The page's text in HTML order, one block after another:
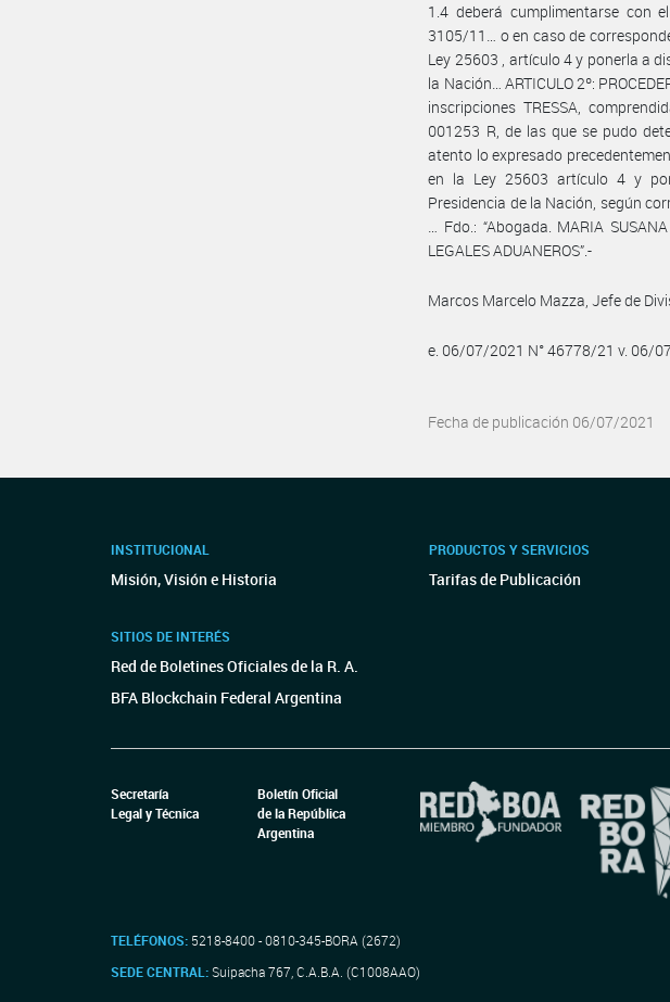
1.4 deberá cumplimentarse con
3105/11… o en caso de
Ley 25603 , artículo 4 y ponerla a
la Nación… ARTICULO 2º:
inscripciones TRESSA,
001253 R, de las que se pudo
atento lo expresado
en la Ley 25603 artículo 4 y
Presidencia de la Nación, según
… Fdo.: “Abogada. MARIA
LEGALES ADUANEROS”.-
Marcos Marcelo Mazza, Jefe de
e. 06/07/2021 N° 46778/21 v. 06/
Fecha de publicación 06/07/2021
INSTITUCIONAL
Misión, Visión e Historia
SITIOS DE INTERÉS
Red de Boletines Oficiales de la R. A.
BFA Blockchain Federal Argentina
PRODUCTOS Y SERVICIOS
Tarifas de Publicación
Secretaría
Legal y Técnica
Boletín Oficial
de la República
Argentina
TELÉFONOS: 5218-8400 - 0810-345-BORA (2672)
SEDE CENTRAL:Suipacha 767, C.A.B.A. (C1008AAO)